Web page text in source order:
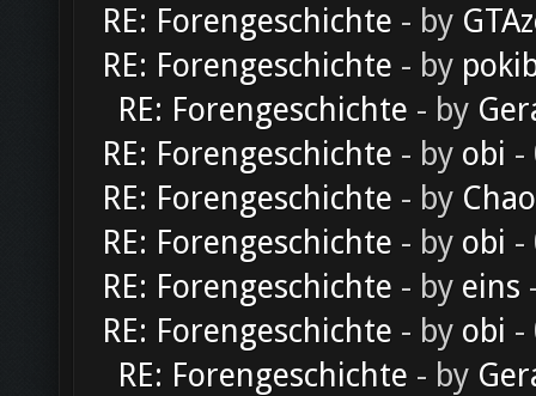
RE: Forengeschichte - by
RE: Forengeschichte - by
RE: Forengeschichte - by
RE: Forengeschichte - by obi -
RE: Forengeschichte - by
RE: Forengeschichte - by obi -
RE: Forengeschichte - by eins
RE: Forengeschichte - by obi -
RE: Forengeschichte - by